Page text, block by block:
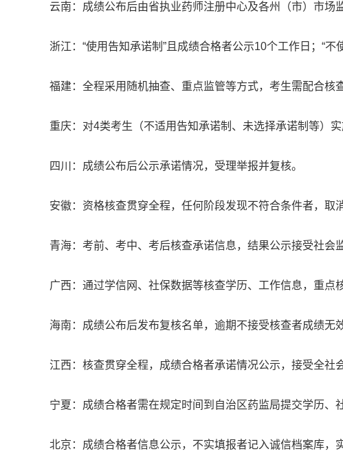
云南：成绩公布后由省执业药师注册中心及各州（市）市场
浙江：“使用告知承诺制”且成绩合格者公示10个工作日；“
福建：全程采用随机抽查、重点监管等方式，考生需配合核查
重庆：对4类考生（不适用告知承诺制、未选择承诺制等）
四川：成绩公布后公示承诺情况，受理举报并复核。
安徽：资格核查贯穿全程，任何阶段发现不符合条件者，取
青海：考前、考中、考后核查承诺信息，结果公示接受社会
广西：通过学信网、社保数据等核查学历、工作信息，重点
海南：成绩公布后发布复核名单，逾期不接受核查者成绩无
江西：核查贯穿全程，成绩合格者承诺情况公示，接受全社
宁夏：成绩合格者需在规定时间到自治区药监局提交学历、
北京：成绩合格者信息公示，不实填报者记入诚信档案库，